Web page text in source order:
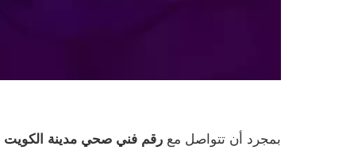
بمجرد أن تتواصل مع رقم فني صحي مدينة الكويت